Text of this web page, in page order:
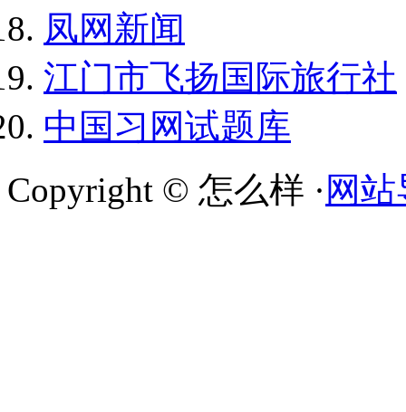
凤网新闻
江门市飞扬国际旅行社
中国习网试题库
Copyright © 怎么样 · 网